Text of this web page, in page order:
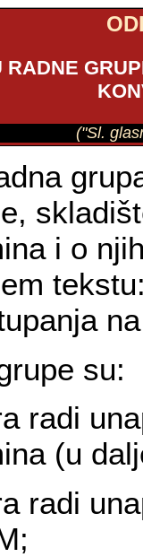
RADNE
("Sl.
i o
su:
radi
(u
radi